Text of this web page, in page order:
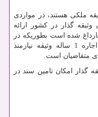
ملکی هستند، در مواردی
گذار در کشور ارائه
شده است بطوریکه در
شرایط عادی اجاره 6 ماهه وثیقه و اجاره 1 ساله وثیقه نیازمند
گذار امکان تامین سند در